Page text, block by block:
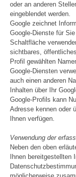
oder an anderen
eingeblendet werden.
Google zeichnet
Google-Dienste für
Schaltfläche
sichtbares,
Profil gewählten
Google-Diensten
auch einen anderen
Inhalten über Ihr
Google-Profils kann
Adresse kennen oder
Ihnen verfügen.
Verwendung der
Neben den oben
Ihnen bereitgestellten